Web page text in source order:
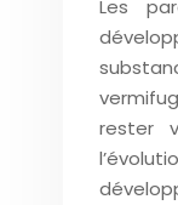
Les
rester